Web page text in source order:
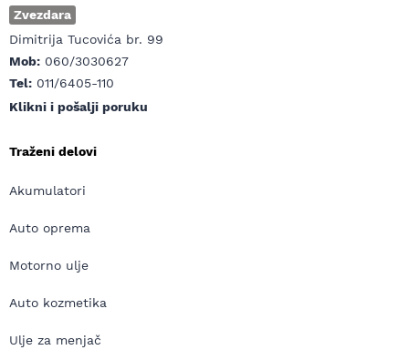
Zvezdara
Dimitrija Tucovića br. 99
Mob: 060/3030627
Tel: 011/6405-110
Klikni i pošalji poruku
Traženi delovi
Akumulatori
Auto oprema
Motorno ulje
Auto kozmetika
Ulje za menjač